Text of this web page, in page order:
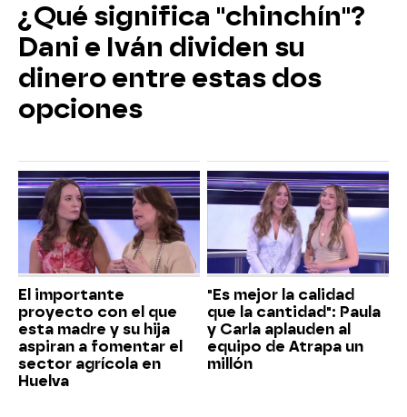
¿Qué significa "chinchín"?
Dani e Iván dividen su
dinero entre estas dos
opciones
El importante
proyecto con el que
esta madre y su hija
aspiran a fomentar el
sector agrícola en
Huelva
"Es mejor la calidad
que la cantidad": Paula
y Carla aplauden al
equipo de Atrapa un
millón